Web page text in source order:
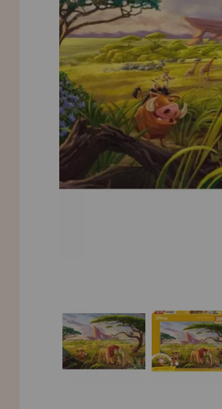
INFORMACIÓN
955 333 133
info@casadelpuzzle.com